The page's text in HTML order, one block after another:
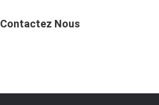
Contactez Nous